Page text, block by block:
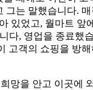
그는 말했습니다.
있었고, 월마트 앞
다, 영업을 종료했
고객의 쇼핑을 방
망을 안고 이곳에